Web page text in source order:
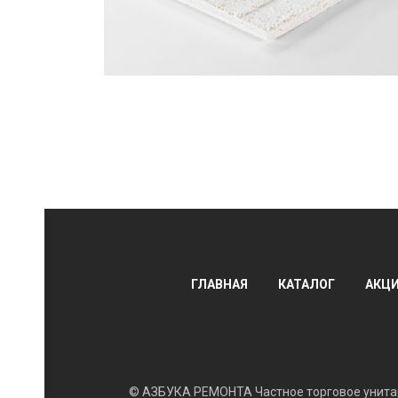
ГЛАВНАЯ КАТАЛОГ
© АЗБУКА РЕМОНТА Частное торговое